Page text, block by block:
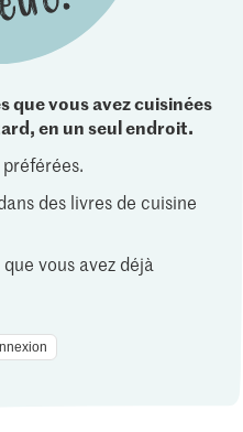
que vous avez cuisinées
en un seul endroit.
des livres de cuisine
vous avez déjà